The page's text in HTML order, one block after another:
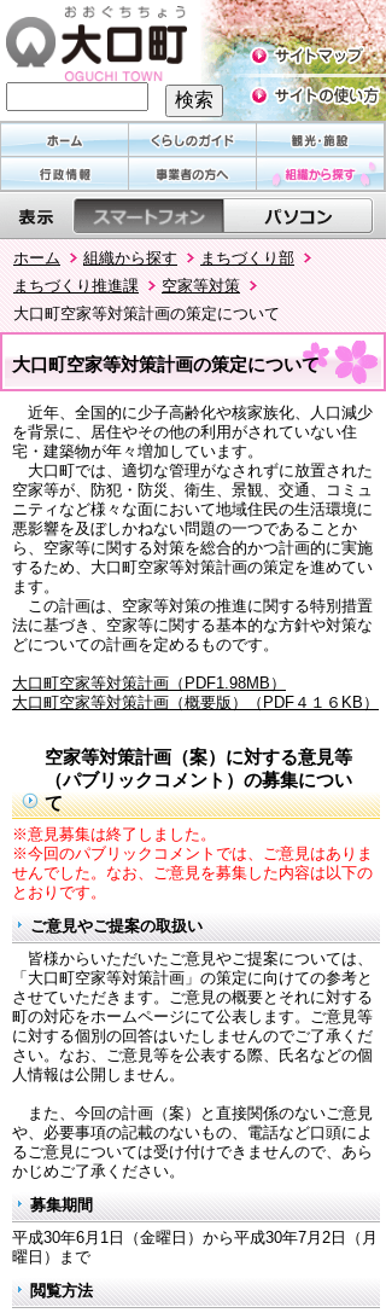
ホーム 組織から探す
まちづくり部
まちづくり推進課
空家等対策
大口町空家等対策計画の策定について
大口町空家等対策計画の策定について
近年、全国的に少子高齢化や核家族化、人口減少
を背景に、居住やその他の利用がされていない住
宅・建築物が年々増加しています。
大口町では、適切な管理がなされずに放置された
空家等が、防犯・防災、衛生、景観、交通、コミュ
ニティなど様々な面において地域住民の生活環境に
悪影響を及ぼしかねない問題の一つであることか
ら、空家等に関する対策を総合的かつ計画的に実施
するため、大口町空家等対策計画の策定を進めてい
ます。
この計画は、空家等対策の推進に関する特別措置
法に基づき、空家等に関する基本的な方針や対策な
どについての計画を定めるものです。
大口町空家等対策計画（PDF1.98MB）
大口町空家等対策計画（概要版）（PDF４１６KB）
空家等対策計画（案）に対する意見等
（パブリックコメント）の募集につい
て
※意見募集は終了しました。
※今回のパブリックコメントでは、ご意見はありま
せんでした。なお、ご意見を募集した内容は以下の
とおりです。
ご意見やご提案の取扱い
皆様からいただいたご意見やご提案については、
「大口町空家等対策計画」の策定に向けての参考と
させていただきます。ご意見の概要とそれに対する
町の対応をホームページにて公表します。ご意見等
に対する個別の回答はいたしませんのでご了承くだ
さい。なお、ご意見等を公表する際、氏名などの個
人情報は公開しません。
また、今回の計画（案）と直接関係のないご意見
や、必要事項の記載のないもの、電話など口頭によ
るご意見については受け付けできませんので、あら
かじめご了承ください。
募集期間
平成30年6月1日（金曜日）から平成30年7月2日（月
曜日）まで
閲覧方法